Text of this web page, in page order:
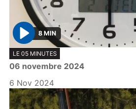
P
l
a
y
8 MIN
LE 05 MINUTES
06 novembre 2024
6 Nov 2024